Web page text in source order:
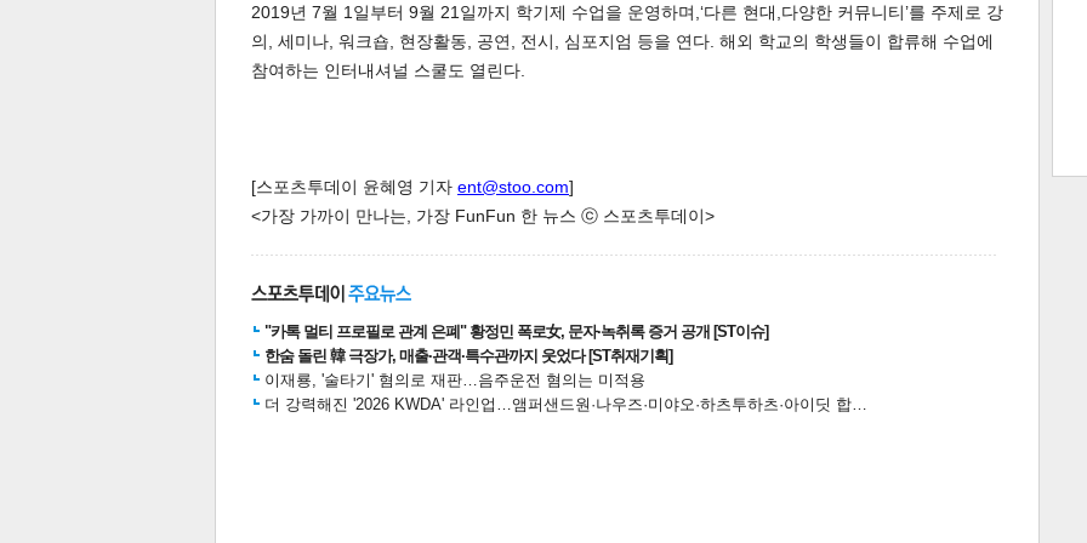
스북 터 공 공유 버블
달기
2019년 7월 1일부터 9월 21일까지 학기제 수업을 운영하며,‘다른 현대,다양한 커뮤니티’를 주제로 강
의, 세미나, 워크숍, 현장활동, 공연, 전시, 심포지엄 등을 연다. 해외 학교의 학생들이 합류해 수업에
참여하는 인터내셔널 스쿨도 열린다.
[스포츠투데이 윤혜영 기자 ent@stoo.com]
<가장 가까이 만나는, 가장 FunFun 한 뉴스 ⓒ 스포츠투데이>
"카톡 멀티 프로필로 관계 은폐" 황정민 폭로女, 문자·녹취록 증거 공개 [ST이슈]
한숨 돌린 韓 극장가, 매출·관객·특수관까지 웃었다 [ST취재기획]
이재룡, '술타기' 혐의로 재판…음주운전 혐의는 미적용
더 강력해진 '2026 KWDA' 라인업…앰퍼샌드원·나우즈·미야오·하츠투하츠·아이딧 합…